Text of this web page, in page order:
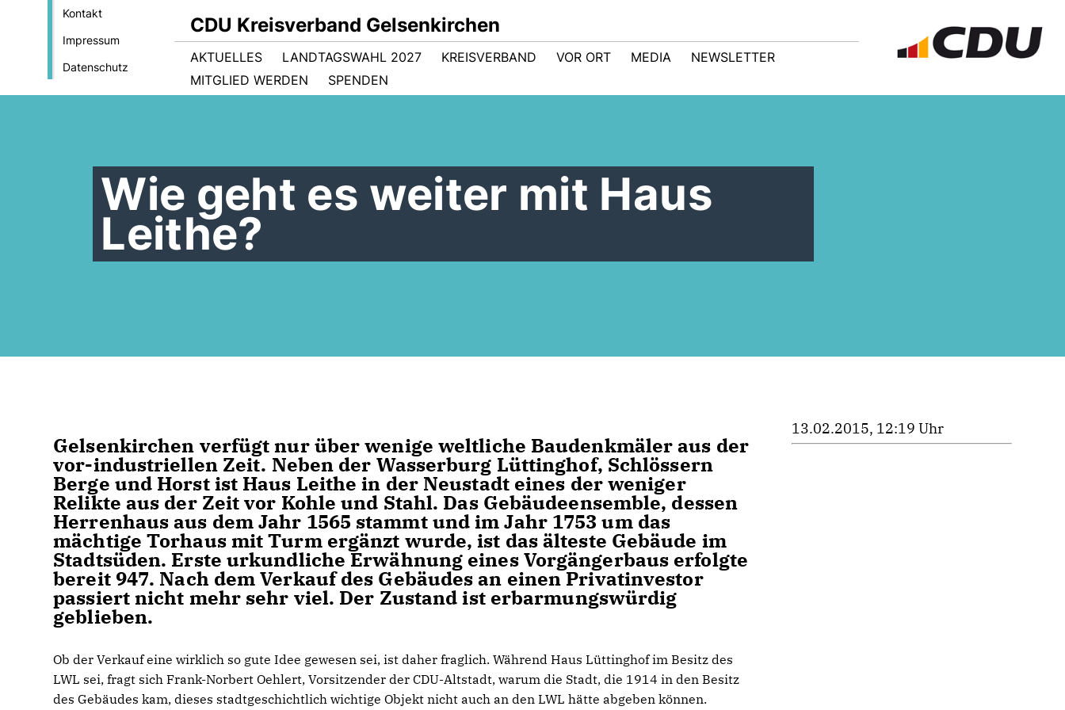
Kontakt
Impressum
Datenschutz
CDU Kreisverband Gelsenkirchen
AKTUELLES LANDTAGSWAHL 2027 KREISVERBAND VOR ORT MEDIA
NEWSLETTER
MITGLIED WERDEN
SPENDEN
Wie geht es weiter mit Haus
Leithe?
Gelsenkirchen verfügt nur über wenige weltliche Baudenkmäler aus der
vor-industriellen Zeit. Neben der Wasserburg Lüttinghof, Schlössern
Berge und Horst ist Haus Leithe in der Neustadt eines der weniger
Relikte aus der Zeit vor Kohle und Stahl. Das Gebäudeensemble, dessen
Herrenhaus aus dem Jahr 1565 stammt und im Jahr 1753 um das
mächtige Torhaus mit Turm ergänzt wurde, ist das älteste Gebäude im
Stadtsüden. Erste urkundliche Erwähnung eines Vorgängerbaus erfolgte
bereit 947. Nach dem Verkauf des Gebäudes an einen Privatinvestor
passiert nicht mehr sehr viel. Der Zustand ist erbarmungswürdig
geblieben.
Ob der Verkauf eine wirklich so gute Idee gewesen sei, ist daher fraglich. Während Haus Lüttinghof im Besitz des
LWL sei, fragt sich Frank-Norbert Oehlert, Vorsitzender der CDU-Altstadt, warum die Stadt, die 1914 in den Besitz
des Gebäudes kam, dieses stadtgeschichtlich wichtige Objekt nicht auch an den LWL hätte abgeben können.
13.02.2015, 12:19 Uhr